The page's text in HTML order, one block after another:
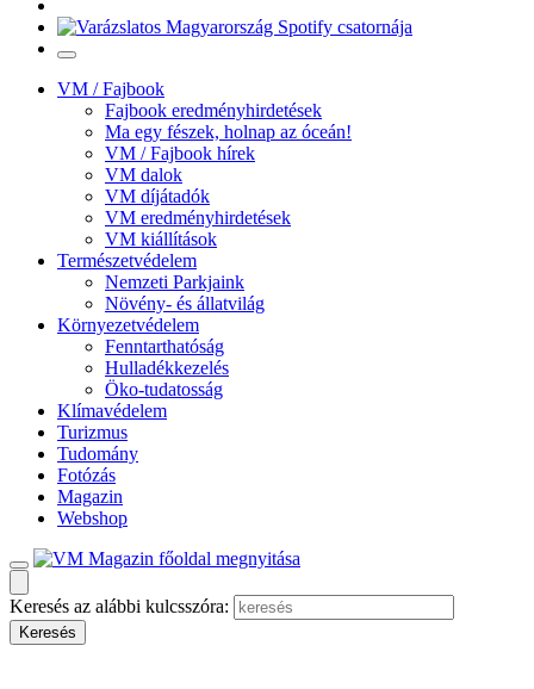
VM / Fajbook
Fajbook eredményhirdetések
Ma egy fészek, holnap az óceán!
VM / Fajbook hírek
VM dalok
VM díjátadók
VM eredményhirdetések
VM kiállítások
Természetvédelem
Nemzeti Parkjaink
Növény- és állatvilág
Környezetvédelem
Fenntarthatóság
Hulladékkezelés
Öko-tudatosság
Klímavédelem
Turizmus
Tudomány
Fotózás
Magazin
Webshop
Keresés az alábbi kulcsszóra: